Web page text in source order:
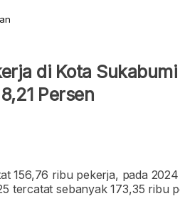
di Kota Sukabumi
Persen
156,76 ribu pekerja, pada
tercatat sebanyak 173,35 ribu